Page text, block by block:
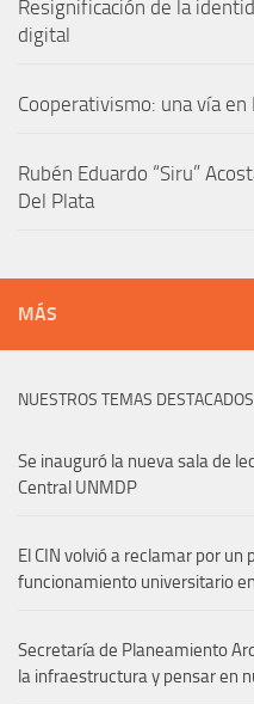
Resignificación de la
digital
Cooperativismo: una vía
Rubén Eduardo “Siru”
Del Plata
MÁS
NUESTROS TEMAS DESTACADOS
Se inauguró la nueva sala de
Central UNMDP
El CIN volvió a reclamar por
funcionamiento universitario
Secretaría de Planeamiento
la infraestructura y pensar en